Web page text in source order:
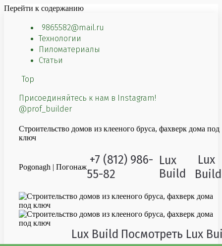
Перейти к содержанию
9865582@mail.ru
Технологии
Пиломатериалы
Статьи
Top
Присоединяйтесь к нам в Instagram!
@prof_builder
Строительство домов из клееного бруса, фахверк дома под
ключ
Pogonagh | Погонаж
+7 (812) 986-
55-82
Lux
Build
Lux
Build
Lux Build Посмотреть Lux